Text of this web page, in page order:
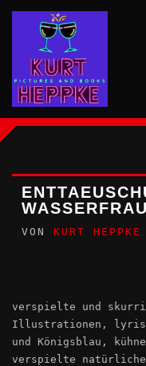
Inhalt
springen
WASSERFRAU
VON KURT HEPPKE
verspielte und
Illustrationen,
und Königsblau,
verspielte natürliche